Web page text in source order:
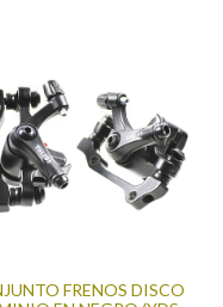
FRENOS DISCO